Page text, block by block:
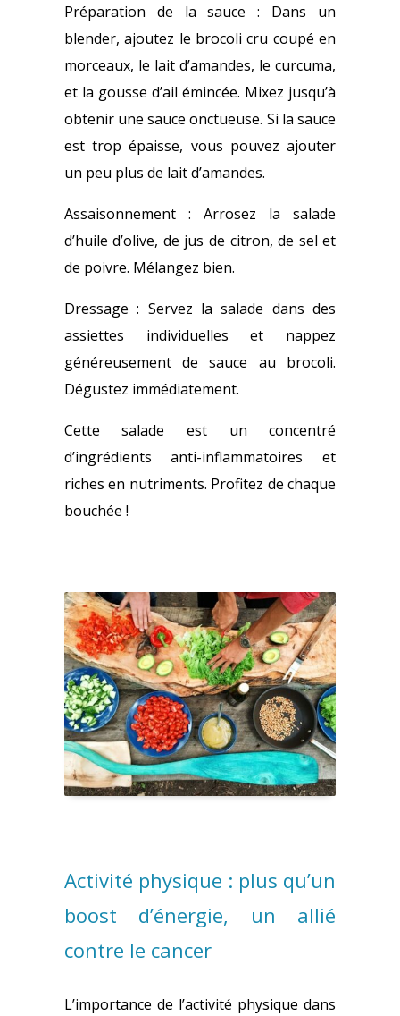
Préparation de la sauce : Dans un
blender, ajoutez le brocoli cru coupé en
morceaux, le lait d’amandes, le curcuma,
et la gousse d’ail émincée. Mixez jusqu’à
obtenir une sauce onctueuse. Si la sauce
est trop épaisse, vous pouvez ajouter
un peu plus de lait d’amandes.
Assaisonnement : Arrosez la salade
d’huile d’olive, de jus de citron, de sel et
de poivre. Mélangez bien.
Dressage : Servez la salade dans des
assiettes individuelles et nappez
généreusement de sauce au brocoli.
Dégustez immédiatement.
Cette salade est un concentré
d’ingrédients anti-inflammatoires et
riches en nutriments. Profitez de chaque
bouchée !
Activité physique : plus qu’un
boost d’énergie, un allié
contre le cancer
L’importance de l’activité physique dans